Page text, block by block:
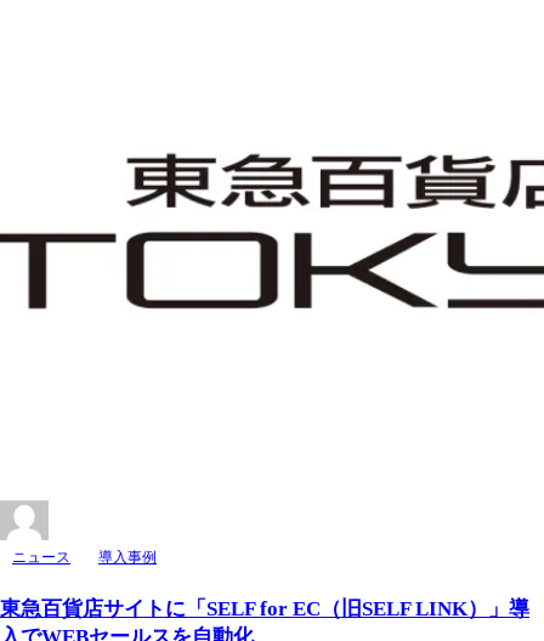
ニュース 導入事例
東急百貨店サイトに「SELF for EC（旧SELF LINK）」導